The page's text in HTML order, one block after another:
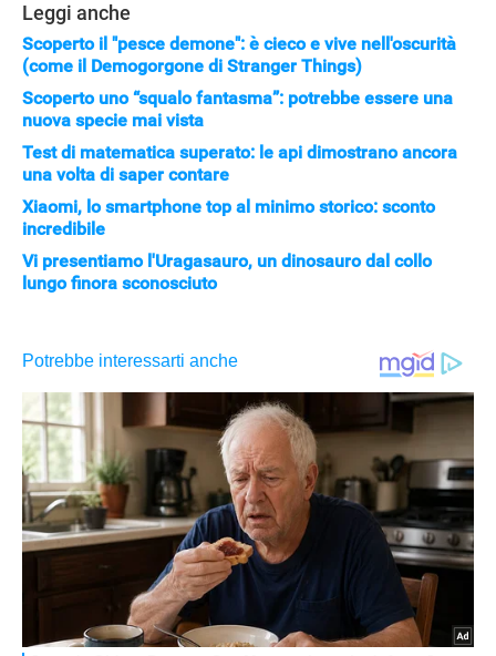
Leggi anche
Scoperto il "pesce demone": è cieco e vive nell'oscurità
(come il Demogorgone di Stranger Things)
Scoperto uno “squalo fantasma”: potrebbe essere una
nuova specie mai vista
Test di matematica superato: le api dimostrano ancora
una volta di saper contare
Xiaomi, lo smartphone top al minimo storico: sconto
incredibile
Vi presentiamo l'Uragasauro, un dinosauro dal collo
lungo finora sconosciuto